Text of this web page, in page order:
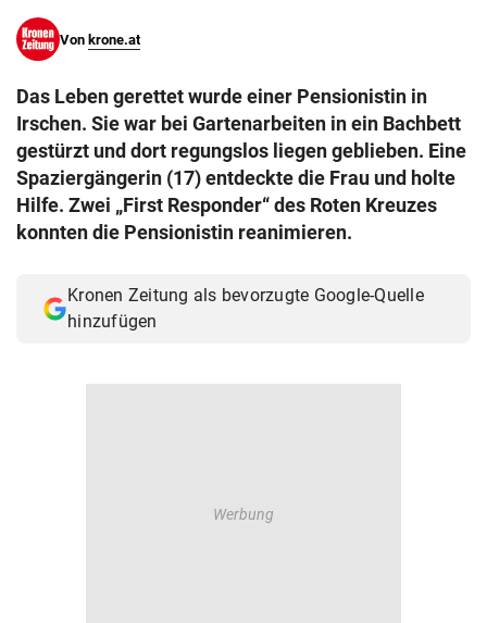
search
eingeben
© Krone Multimedia GmbH & Co KG 2026
Muthgasse 2, 1190 Wien
Von krone.at
Das Leben gerettet wurde einer Pensionistin in
Irschen. Sie war bei Gartenarbeiten in ein Bachbett
gestürzt und dort regungslos liegen geblieben. Eine
Spaziergängerin (17) entdeckte die Frau und holte
Hilfe. Zwei „First Responder“ des Roten Kreuzes
konnten die Pensionistin reanimieren.
Kronen Zeitung als bevorzugte Google-Quelle
hinzufügen